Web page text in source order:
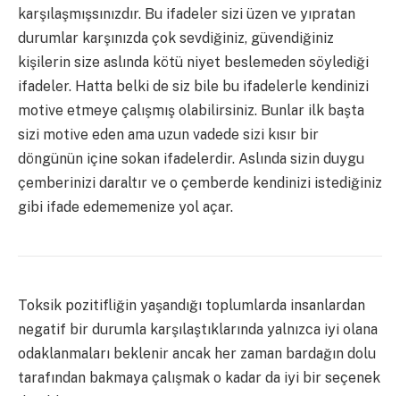
karşılaşmışsınızdır. Bu ifadeler sizi üzen ve yıpratan
durumlar karşınızda çok sevdiğiniz, güvendiğiniz
kişilerin size aslında kötü niyet beslemeden söylediği
ifadeler. Hatta belki de siz bile bu ifadelerle kendinizi
motive etmeye çalışmış olabilirsiniz. Bunlar ilk başta
sizi motive eden ama uzun vadede sizi kısır bir
döngünün içine sokan ifadelerdir. Aslında sizin duygu
çemberinizi daraltır ve o çemberde kendinizi istediğiniz
gibi ifade edememenize yol açar.
Toksik pozitifliğin yaşandığı toplumlarda insanlardan
negatif bir durumla karşılaştıklarında yalnızca iyi olana
odaklanmaları beklenir ancak her zaman bardağın dolu
tarafından bakmaya çalışmak o kadar da iyi bir seçenek